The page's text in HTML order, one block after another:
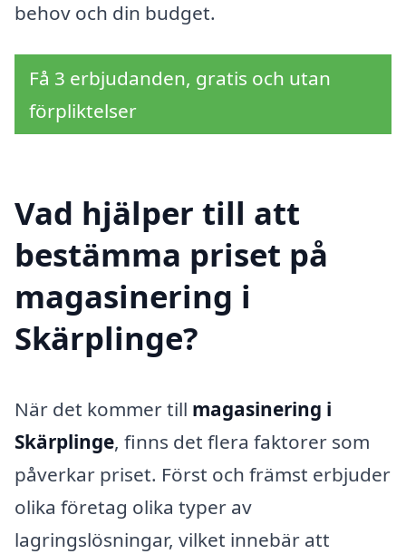
behov och din budget.
Få 3 erbjudanden, gratis och utan
förpliktelser
Vad hjälper till att
bestämma priset på
magasinering i
Skärplinge?
När det kommer till magasinering i
Skärplinge, finns det flera faktorer som
påverkar priset. Först och främst erbjuder
olika företag olika typer av
lagringslösningar, vilket innebär att